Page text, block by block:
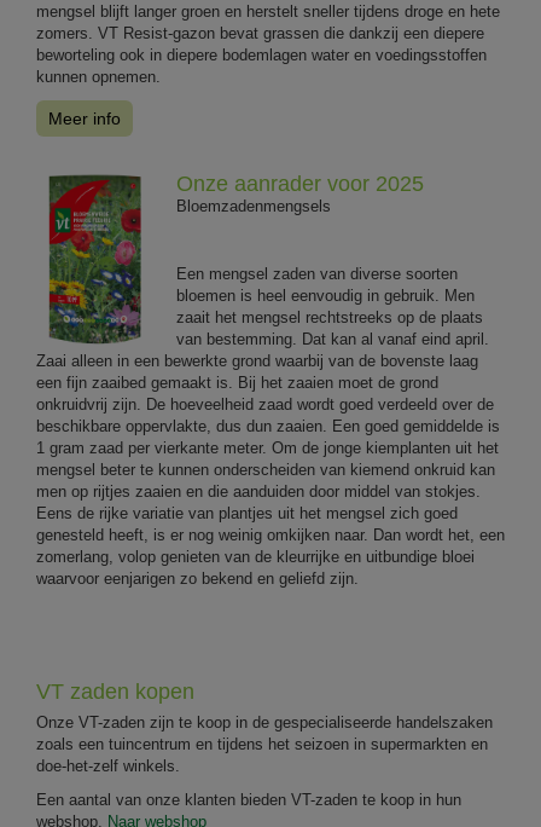
mengsel blijft langer groen en herstelt sneller tijdens droge en hete
zomers. VT Resist-gazon bevat grassen die dankzij een diepere
beworteling ook in diepere bodemlagen water en voedingsstoffen
kunnen opnemen.
Meer info
Onze aanrader voor 2025
Bloemzadenmengsels
Een mengsel zaden van diverse soorten
bloemen is heel eenvoudig in gebruik. Men
zaait het mengsel rechtstreeks op de plaats
van bestemming. Dat kan al vanaf eind april.
Zaai alleen in een bewerkte grond waarbij van de bovenste laag
een fijn zaaibed gemaakt is. Bij het zaaien moet de grond
onkruidvrij zijn. De hoeveelheid zaad wordt goed verdeeld over de
beschikbare oppervlakte, dus dun zaaien. Een goed gemiddelde is
1 gram zaad per vierkante meter. Om de jonge kiemplanten uit het
mengsel beter te kunnen onderscheiden van kiemend onkruid kan
men op rijtjes zaaien en die aanduiden door middel van stokjes.
Eens de rijke variatie van plantjes uit het mengsel zich goed
genesteld heeft, is er nog weinig omkijken naar. Dan wordt het, een
zomerlang, volop genieten van de kleurrijke en uitbundige bloei
waarvoor eenjarigen zo bekend en geliefd zijn.
VT zaden kopen
Onze VT-zaden zijn te koop in de gespecialiseerde handelszaken
zoals een tuincentrum en tijdens het seizoen in supermarkten en
doe-het-zelf winkels.
Een aantal van onze klanten bieden VT-zaden te koop in hun
webshop. Naar webshop